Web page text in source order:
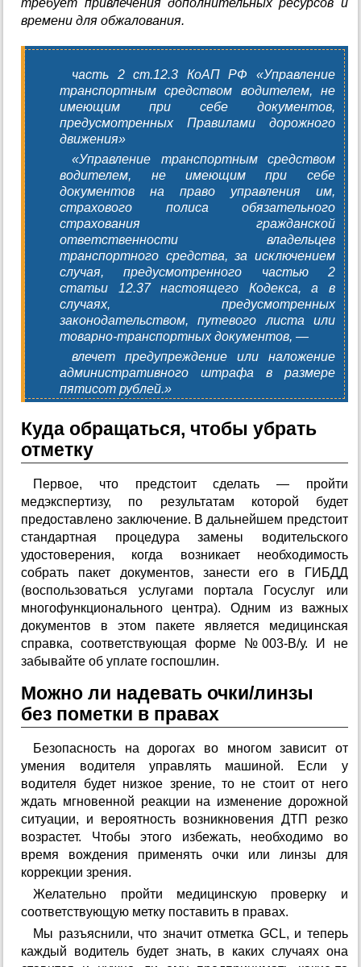
времени для обжалования.
часть 2 ст.12.3 КоАП РФ «Управление
транспортным средством водителем, не
имеющим при себе документов,
предусмотренных Правилами дорожного
движения»
«Управление транспортным средством
водителем, не имеющим при себе
документов на право управления им,
страхового полиса обязательного
страхования гражданской
ответственности владельцев
транспортного средства, за исключением
случая, предусмотренного частью 2
статьи 12.37 настоящего Кодекса, а в
случаях, предусмотренных
законодательством, путевого листа или
товарно-транспортных документов, —
влечет предупреждение или наложение
административного штрафа в размере
пятисот рублей.»
Куда обращаться, чтобы убрать
отметку
Первое, что предстоит сделать — пройти
медэкспертизу, по результатам которой будет
предоставлено заключение. В дальнейшем предстоит
стандартная процедура замены водительского
удостоверения, когда возникает необходимость
собрать пакет документов, занести его в ГИБДД
(воспользоваться услугами портала Госуслуг или
многофункционального центра). Одним из важных
документов в этом пакете является медицинская
справка, соответствующая форме №003-В/у. И не
забывайте об уплате госпошлин.
Можно ли надевать очки/линзы
без пометки в правах
Безопасность на дорогах во многом зависит от
умения водителя управлять машиной. Если у
водителя будет низкое зрение, то не стоит от него
ждать мгновенной реакции на изменение дорожной
ситуации, и вероятность возникновения ДТП резко
возрастет. Чтобы этого избежать, необходимо во
время вождения применять очки или линзы для
коррекции зрения.
Желательно пройти медицинскую проверку и
соответствующую метку поставить в правах.
Мы разъяснили, что значит отметка GCL, и теперь
каждый водитель будет знать, в каких случаях она